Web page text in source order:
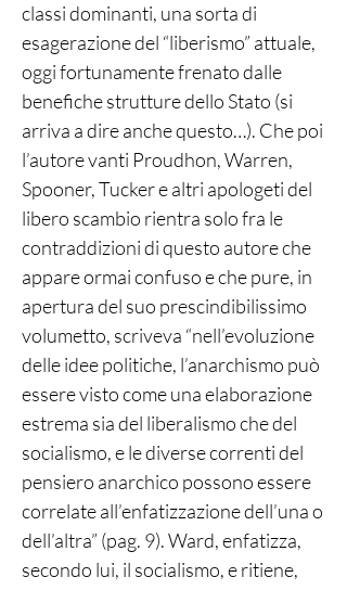
classi dominanti, una sorta di
esagerazione del “liberismo” attuale,
oggi fortunamente frenato dalle
benefiche strutture dello Stato (si
arriva a dire anche questo…). Che poi
l’autore vanti Proudhon, Warren,
Spooner, Tucker e altri apologeti del
libero scambio rientra solo fra le
contraddizioni di questo autore che
appare ormai confuso e che pure, in
apertura del suo prescindibilissimo
volumetto, scriveva “nell’evoluzione
delle idee politiche, l’anarchismo può
essere visto come una elaborazione
estrema sia del liberalismo che del
socialismo, e le diverse correnti del
pensiero anarchico possono essere
correlate all’enfatizzazione dell’una o
dell’altra” (pag. 9). Ward, enfatizza,
secondo lui, il socialismo, e ritiene,